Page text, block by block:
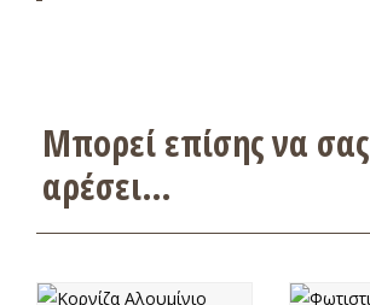
Μπορεί επίσης να σας
αρέσει…